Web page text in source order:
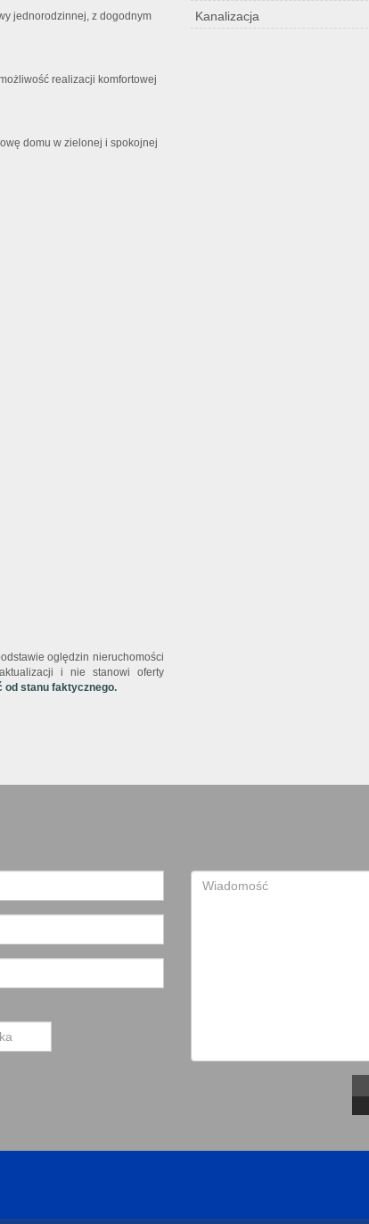
jednorodzinnej, z dogodnym
realizacji komfortowej
domu w zielonej i spokojnej
oględzin nieruchomości
i nie stanowi oferty
od stanu faktycznego.
Kanalizacja